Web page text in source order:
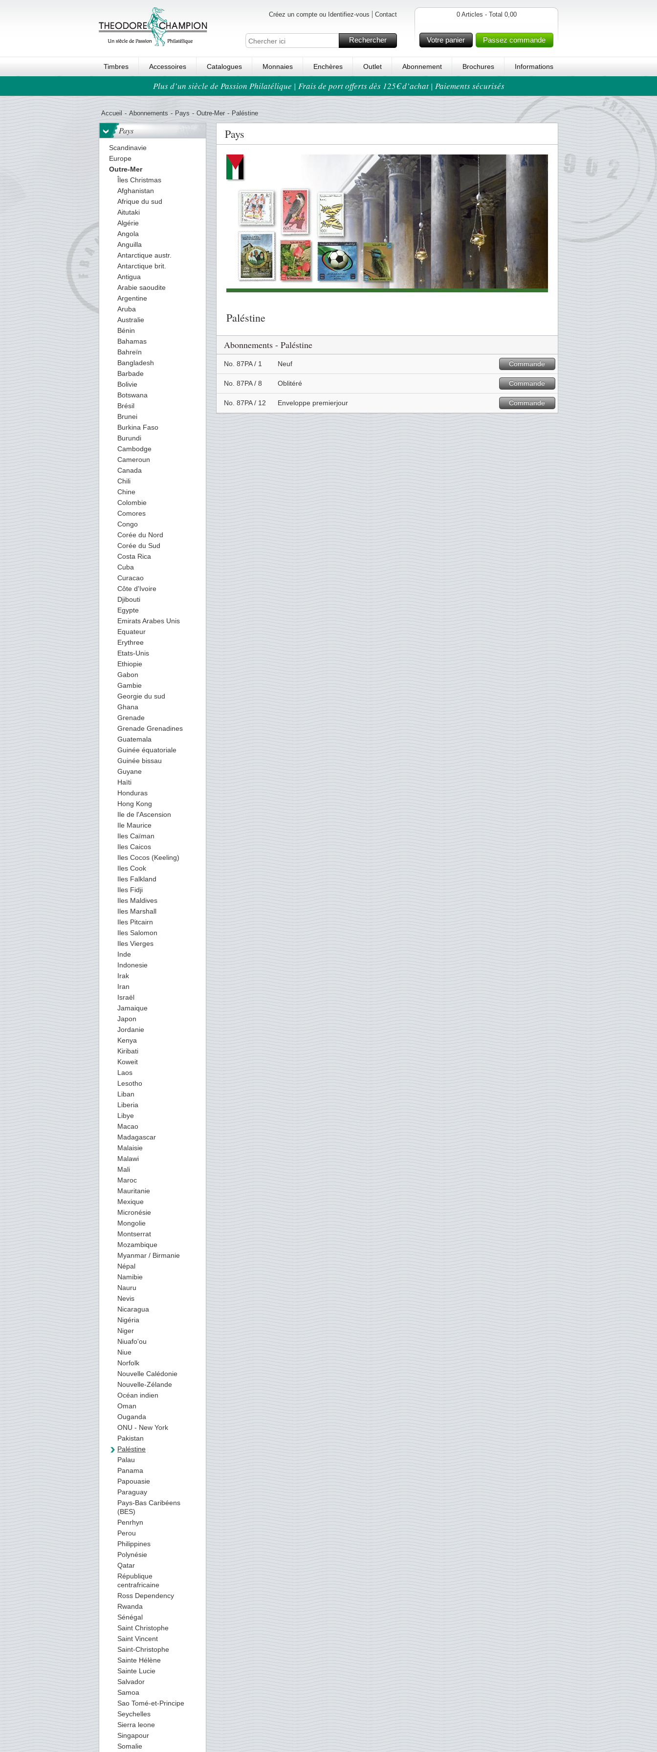
Créez un compte ou Identifiez-vous Contact
Rechercher
0 Articles - Total 0,00
Votre panier Passez commande
Timbres Accessoires Catalogues Monnaies Enchères Outlet Abonnement Brochures Informations
Ordre au panierPlus d’un siècle de Passion Philatélique | Frais de port offerts dès 125€ d’achat | Paiements sécurisés
Accueil - Abonnements - Pays - Outre-Mer - Paléstine
Pays
Scandinavie
Europe
Outre-Mer
Îles Christmas
Afghanistan
Afrique du sud
Aitutaki
Algérie
Angola
Anguilla
Antarctique austr.
Antarctique brit.
Antigua
Arabie saoudite
Argentine
Aruba
Australie
Bénin
Bahamas
Bahreïn
Bangladesh
Barbade
Bolivie
Botswana
Brésil
Brunei
Burkina Faso
Burundi
Cambodge
Cameroun
Canada
Chili
Chine
Colombie
Comores
Congo
Corée du Nord
Corée du Sud
Costa Rica
Cuba
Curacao
Côte d'Ivoire
Djibouti
Egypte
Emirats Arabes Unis
Equateur
Erythree
Etats-Unis
Ethiopie
Gabon
Gambie
Georgie du sud
Ghana
Grenade
Grenade Grenadines
Guatemala
Guinée équatoriale
Guinée bissau
Guyane
Haïti
Honduras
Hong Kong
Ile de l'Ascension
Ile Maurice
Iles Caïman
Iles Caicos
Iles Cocos (Keeling)
Iles Cook
Iles Falkland
Iles Fidji
Iles Maldives
Iles Marshall
Iles Pitcairn
Iles Salomon
Iles Vierges
Inde
Indonesie
Irak
Iran
Israël
Jamaique
Japon
Jordanie
Kenya
Kiribati
Koweit
Laos
Lesotho
Liban
Liberia
Libye
Macao
Madagascar
Malaisie
Malawi
Mali
Maroc
Mauritanie
Mexique
Micronésie
Mongolie
Montserrat
Mozambique
Myanmar / Birmanie
Népal
Namibie
Nauru
Nevis
Nicaragua
Nigéria
Niger
Niuafo'ou
Niue
Norfolk
Nouvelle Calédonie
Nouvelle-Zélande
Océan indien
Oman
Ouganda
ONU - New York
Pakistan
Paléstine
Palau
Panama
Papouasie
Paraguay
Pays-Bas Caribéens
(BES)
Penrhyn
Perou
Philippines
Polynésie
Qatar
République
centrafricaine
Ross Dependency
Rwanda
Sénégal
Saint Christophe
Saint Vincent
Saint-Christophe
Sainte Hélène
Sainte Lucie
Salvador
Samoa
Sao Tomé-et-Principe
Seychelles
Sierra leone
Singapour
Somalie
Pays
Paléstine
Abonnements - Paléstine
No. 87PA / 1 Neuf Commande
No. 87PA / 8 Oblitéré Commande
No. 87PA / 12 Enveloppe premierjour Commande